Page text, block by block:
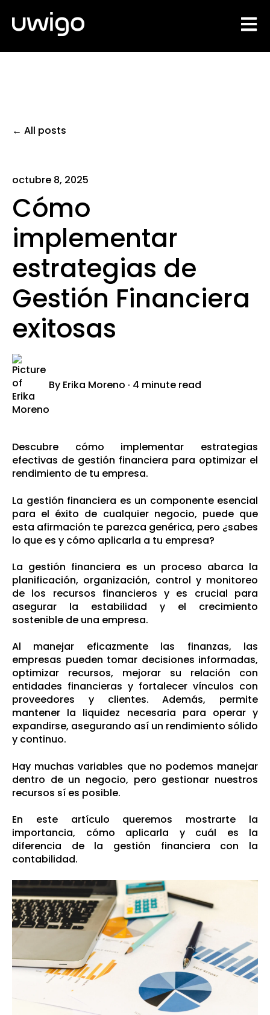
All posts
octubre 8, 2025
Cómo
implementar
estrategias de
Gestión Financiera
exitosas
By Erika Moreno · 4 minute read
Descubre cómo implementar estrategias
efectivas de gestión financiera para optimizar el
rendimiento de tu empresa.
La gestión financiera es un componente esencial
para el éxito de cualquier negocio, puede que
esta afirmación te parezca genérica, pero ¿sabes
lo que es y cómo aplicarla a tu empresa?
La gestión financiera es un proceso abarca la
planificación, organización, control y monitoreo
de los recursos financieros y es crucial para
asegurar la estabilidad y el crecimiento
sostenible de una empresa.
Al manejar eficazmente las finanzas, las
empresas pueden tomar decisiones informadas,
optimizar recursos, mejorar su relación con
entidades financieras y fortalecer vínculos con
proveedores y clientes. Además, permite
mantener la liquidez necesaria para operar y
expandirse, asegurando así un rendimiento sólido
y continuo.
Hay muchas variables que no podemos manejar
dentro de un negocio, pero gestionar nuestros
recursos sí es posible.
En este artículo queremos mostrarte la
importancia, cómo aplicarla y cuál es la
diferencia de la gestión financiera con la
contabilidad.